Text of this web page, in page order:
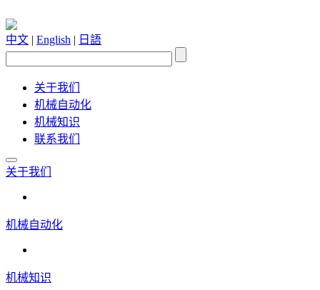
中文 | English | 日語
关于我们
机械自动化
机械知识
联系我们
关于我们
机械自动化
机械知识